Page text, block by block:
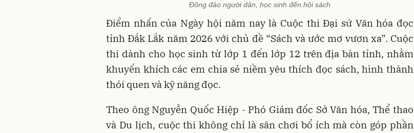
Đông đảo người dân, học sinh đến hội sách
Điểm nhấn của Ngày hội năm nay là Cuộc thi Đại sứ Văn hóa đọc
tỉnh Đắk Lắk năm 2026 với chủ đề “Sách và ước mơ vươn xa”. Cuộc
thi dành cho học sinh từ lớp 1 đến lớp 12 trên địa bàn tỉnh, nhằm
khuyến khích các em chia sẻ niềm yêu thích đọc sách, hình thành
thói quen và kỹ năng đọc.
Theo ông Nguyễn Quốc Hiệp - Phó Giám đốc Sở Văn hóa, Thể thao
và Du lịch, cuộc thi không chỉ là sân chơi bổ ích mà còn góp phần